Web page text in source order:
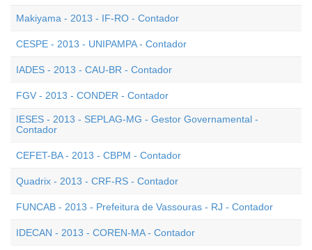
Makiyama - 2013 - IF-RO - Contador
CESPE - 2013 - UNIPAMPA - Contador
IADES - 2013 - CAU-BR - Contador
FGV - 2013 - CONDER - Contador
IESES - 2013 - SEPLAG-MG - Gestor Governamental -
Contador
CEFET-BA - 2013 - CBPM - Contador
Quadrix - 2013 - CRF-RS - Contador
FUNCAB - 2013 - Prefeitura de Vassouras - RJ - Contador
IDECAN - 2013 - COREN-MA - Contador